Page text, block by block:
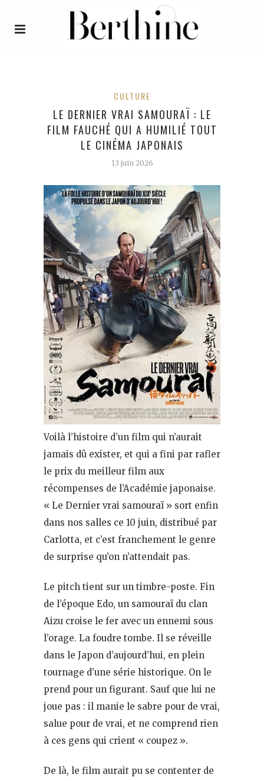
CULTURE
LE DERNIER VRAI SAMOURAÏ : LE
FILM FAUCHÉ QUI A HUMILIÉ TOUT
LE CINÉMA JAPONAIS
13 juin 2026
Voilà l’histoire d’un film qui n’aurait
jamais dû exister, et qui a fini par rafler
le prix du meilleur film aux
récompenses de l’Académie japonaise.
« Le Dernier vrai samouraï » sort enfin
dans nos salles ce 10 juin, distribué par
Carlotta, et c’est franchement le genre
de surprise qu’on n’attendait pas.
Le pitch tient sur un timbre-poste. Fin
de l’époque Edo, un samouraï du clan
Aizu croise le fer avec un ennemi sous
l’orage. La foudre tombe. Il se réveille
dans le Japon d’aujourd’hui, en plein
tournage d’une série historique. On le
prend pour un figurant. Sauf que lui ne
joue pas : il manie le sabre pour de vrai,
salue pour de vrai, et ne comprend rien
à ces gens qui crient « coupez ».
De là, le film aurait pu se contenter de